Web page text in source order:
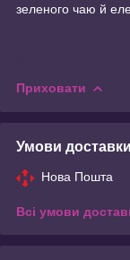
зеленого чаю й
Приховати
Умови доставки
Нова Пошта
Всі умови